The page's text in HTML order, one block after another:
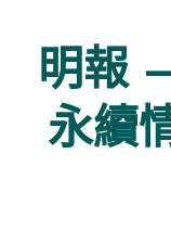
明報
永續